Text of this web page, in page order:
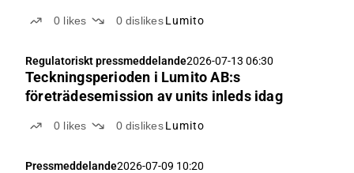
0 likes 0 dislikes Lumito
Regulatoriskt pressmeddelande2026-07-13 06:30
Teckningsperioden i Lumito AB:s
företrädesemission av units inleds idag
0 likes 0 dislikes Lumito
Pressmeddelande2026-07-09 10:20